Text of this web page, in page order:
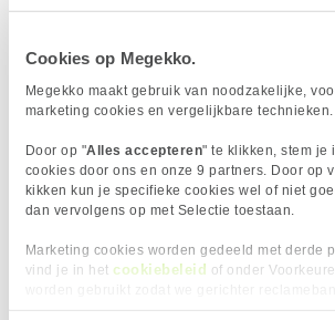
Cookies op Megekko.
Megekko maakt gebruik van noodzakelijke,
marketing cookies en vergelijkbare technieken.
Door op "Alles accepteren" te klikken, stem je
cookies door ons en onze 9 partners. Door op
kikken kun je specifieke cookies wel of niet
dan vervolgens op met Selectie toestaan.
Marketing cookies worden gedeeld met derde
vind je in het cookiebeleid of onder